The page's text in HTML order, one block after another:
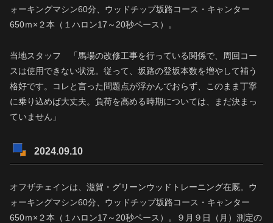
ォーキングマシン60分、ウッドチップ坂路コース・キャンター
650ｍ×２本（１ハロン17～20秒ペース）。
当地スタッフ 「馬場の改修工事を行っている関係で、周回コー
スは使用できない状況。従って、坂路の登坂本数を増やして補う
格好です。コレと言った問題点が浮かんでおらず、このまま丁寧
に乗り込めば大丈夫。負荷を高める時期については、まだ決まっ
ていません」
2024.09.10
オフザチェインは、滋賀・グリーンウッドトレーニング在厩。ウ
ォーキングマシン60分、ウッドチップ坂路コース・キャンター
650ｍ×２本（１ハロン17～20秒ペース）。９月９日（月）測定の